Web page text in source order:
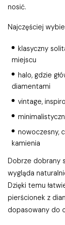
nosić.
Najczęściej
klasyczny
miejscu
halo, gdzie
diamentami
vintage,
nowoczesny,
kamienia
Dobrze dobrany
wygląda
Dzięki temu
pierścionek z
dopasowany do